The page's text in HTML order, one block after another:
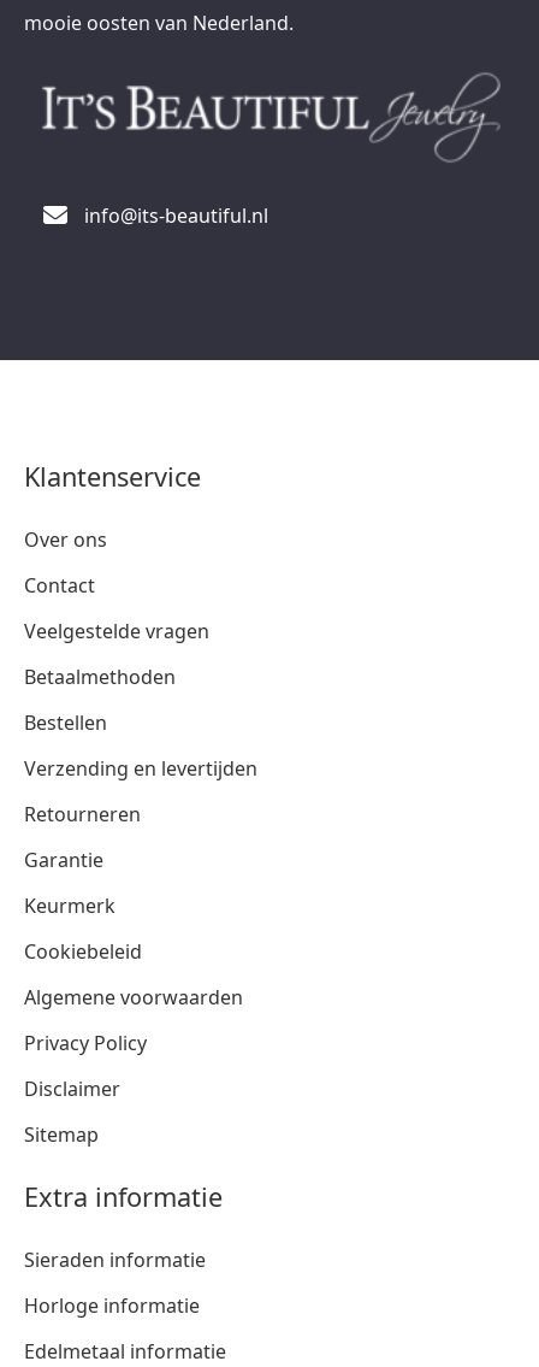
mooie oosten van Nederland.
info@its-beautiful.nl
Klantenservice
Over ons
Contact
Veelgestelde vragen
Betaalmethoden
Bestellen
Verzending en levertijden
Retourneren
Garantie
Keurmerk
Cookiebeleid
Algemene voorwaarden
Privacy Policy
Disclaimer
Sitemap
Extra informatie
Sieraden informatie
Horloge informatie
Edelmetaal informatie